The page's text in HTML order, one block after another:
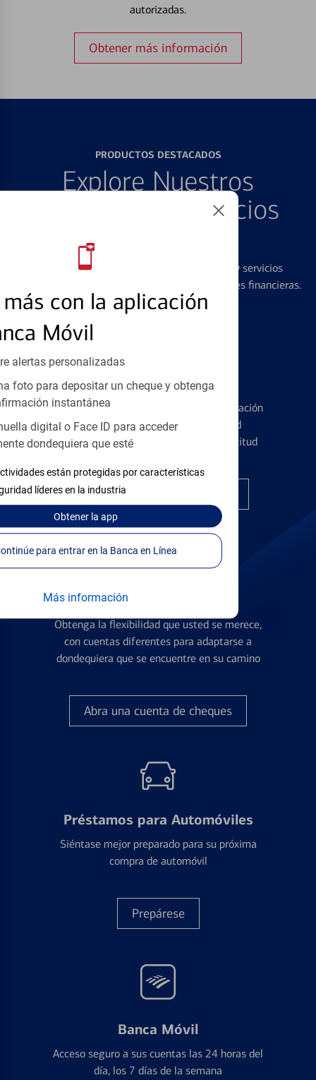
con la aplicación
Móvil
alertas personalizadas
foto para depositar un cheque y obtenga
instantánea
digital o Face ID para acceder
dondequiera que esté
están protegidas por características
líderes en la industria
Obtenerla app
Continúe para entrar en la Banca en Línea
Más información
autorizadas.
Obtener más información
PRODUCTOS DESTACADOS
Explore Nuestros
Productos y Servicios
Destacados
Ofrecemos una amplia gama de productos y servicios
diseñados para ayudar con todas sus necesidades financieras.
Tarjetas de Crédito
Conozca los pormenores de la administración
de tarjetas de crédito y la identidad
financiera antes de presentar una solicitud
Encuentre la tarjeta correcta
Cuentas de Cheques
Obtenga la flexibilidad que usted se merece,
con cuentas diferentes para adaptarse a
dondequiera que se encuentre en su camino
Abra una cuenta de cheques
Préstamos para Automóviles
Siéntase mejor preparado para su próxima
compra de automóvil
Prepárese
Banca Móvil
Acceso seguro a sus cuentas las 24 horas del
día, los 7 días de la semana